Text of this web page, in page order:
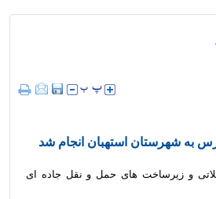
به شهرستان استهبان انجام شد
و‌ زیرساخت های حمل و‌ نقل جاده ای